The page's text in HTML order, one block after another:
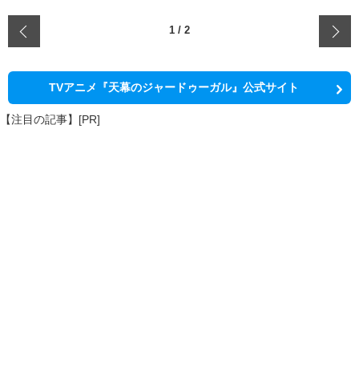
1 / 2
TVアニメ『天幕のジャードゥーガル』公式サイト
【注目の記事】[PR]